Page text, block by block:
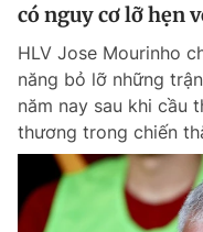
có nguy cơ lỡ hẹn
HLV Jose Mourinho
năng bỏ lỡ những
năm nay sau khi cầu
thương trong chiến